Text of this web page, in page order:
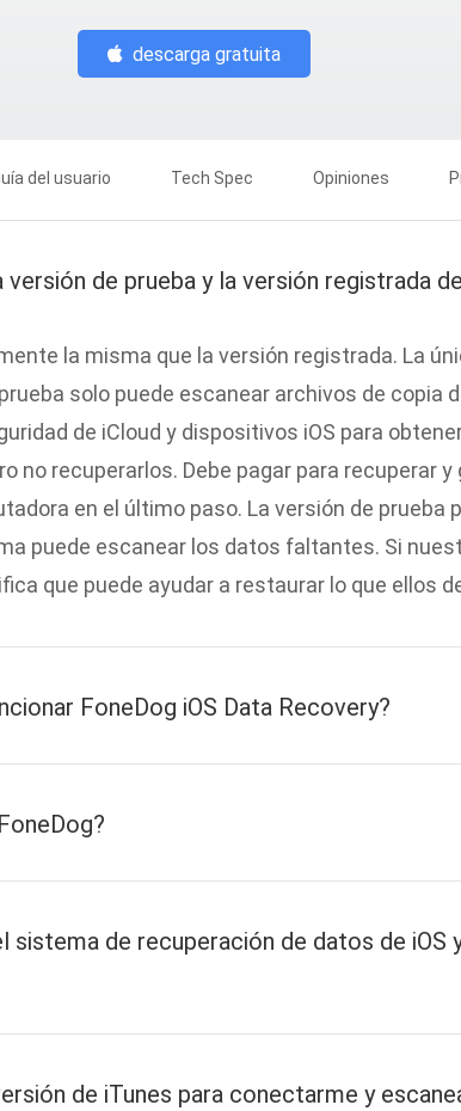
descarga gratuita
del usuario Tech Spec Opiniones
versión de prueba y la versión registrada
la misma que la versión registrada. La
solo puede escanear archivos de copia
de iCloud y dispositivos iOS para
no recuperarlos. Debe pagar para recuperar y
en el último paso. La versión de prueba
puede escanear los datos faltantes. Si
que puede ayudar a restaurar lo que ellos
FoneDog iOS Data Recovery?
sistema de recuperación de datos de iOS
de iTunes para conectarme y